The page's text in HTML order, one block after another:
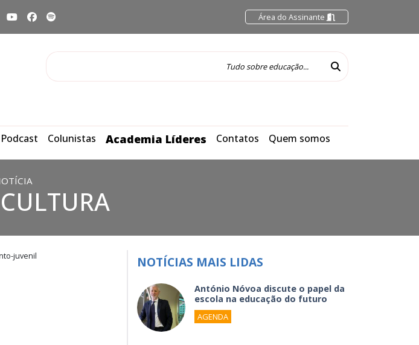
Área do Assinante
Podcast Colunistas Academia Líderes Contatos Quem somos
juvenil NOTÍCIAS MAIS LIDAS
António Nóvoa discute o papel da
escola na educação do futuro
AGENDA